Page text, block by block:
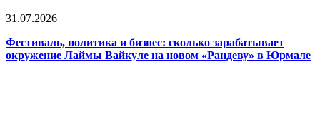
31.07.2026
Фестиваль, политика и бизнес: сколько зарабатывает
окружение Лаймы Вайкуле на новом «Рандеву» в Юрмале